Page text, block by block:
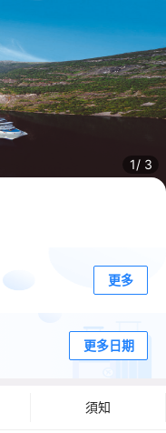
1/ 3
更多
更多日期
須知